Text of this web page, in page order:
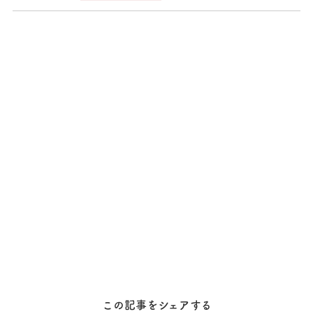
この記事をシェアする